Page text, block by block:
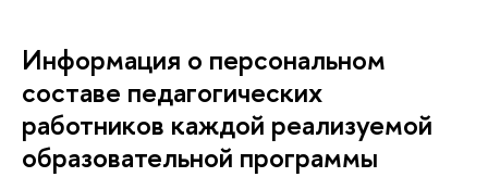
Информация о персональном
составе педагогических
работников каждой реализуемой
образовательной программы